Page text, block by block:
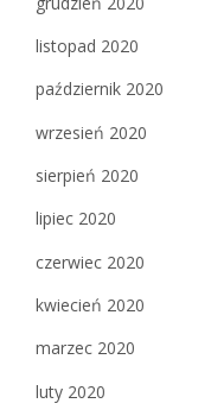
listopad 2020
październik 2020
wrzesień 2020
sierpień 2020
lipiec 2020
czerwiec 2020
kwiecień 2020
marzec 2020
luty 2020